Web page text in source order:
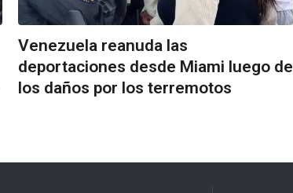
Venezuela reanuda las
deportaciones desde Miami luego de
los daños por los terremotos